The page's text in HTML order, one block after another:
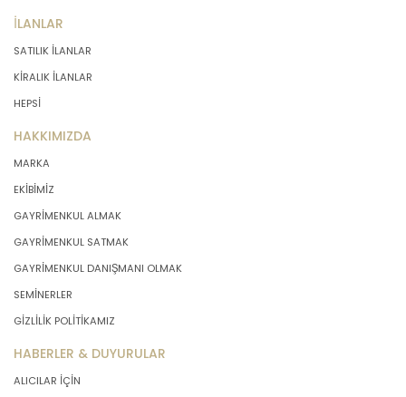
İLANLAR
SATILIK İLANLAR
KİRALIK İLANLAR
HEPSİ
HAKKIMIZDA
MARKA
EKİBİMİZ
GAYRİMENKUL ALMAK
GAYRİMENKUL SATMAK
GAYRİMENKUL DANIŞMANI OLMAK
SEMİNERLER
GİZLİLİK POLİTİKAMIZ
HABERLER & DUYURULAR
ALICILAR İÇİN